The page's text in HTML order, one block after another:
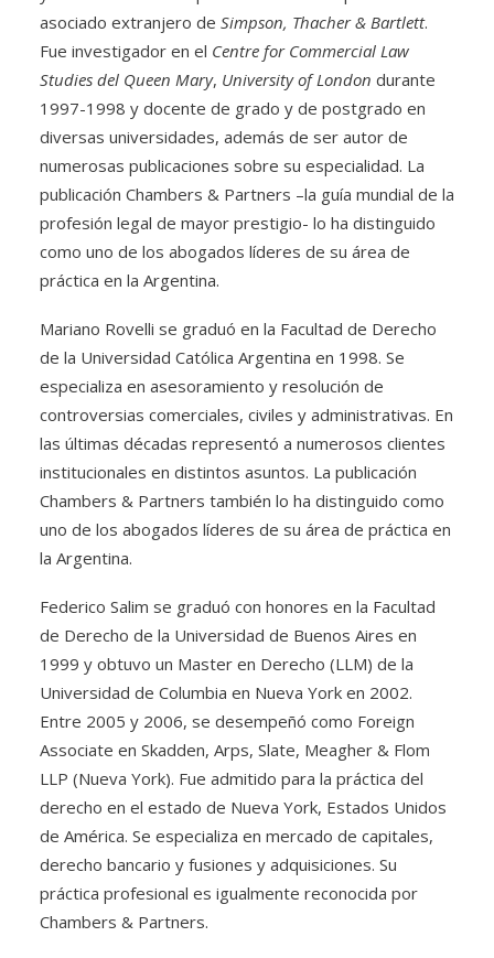
asociado extranjero de Simpson, Thacher & Bartlett.
Fue investigador en el Centre for Commercial Law
Studies del Queen Mary, University of London durante
1997-1998 y docente de grado y de postgrado en
diversas universidades, además de ser autor de
numerosas publicaciones sobre su especialidad. La
publicación Chambers & Partners –la guía mundial de la
profesión legal de mayor prestigio- lo ha distinguido
como uno de los abogados líderes de su área de
práctica en la Argentina.
Mariano Rovelli se graduó en la Facultad de Derecho
de la Universidad Católica Argentina en 1998. Se
especializa en asesoramiento y resolución de
controversias comerciales, civiles y administrativas. En
las últimas décadas representó a numerosos clientes
institucionales en distintos asuntos. La publicación
Chambers & Partners también lo ha distinguido como
uno de los abogados líderes de su área de práctica en
la Argentina.
Federico Salim se graduó con honores en la Facultad
de Derecho de la Universidad de Buenos Aires en
1999 y obtuvo un Master en Derecho (LLM) de la
Universidad de Columbia en Nueva York en 2002.
Entre 2005 y 2006, se desempeñó como Foreign
Associate en Skadden, Arps, Slate, Meagher & Flom
LLP (Nueva York). Fue admitido para la práctica del
derecho en el estado de Nueva York, Estados Unidos
de América. Se especializa en mercado de capitales,
derecho bancario y fusiones y adquisiciones. Su
práctica profesional es igualmente reconocida por
Chambers & Partners.